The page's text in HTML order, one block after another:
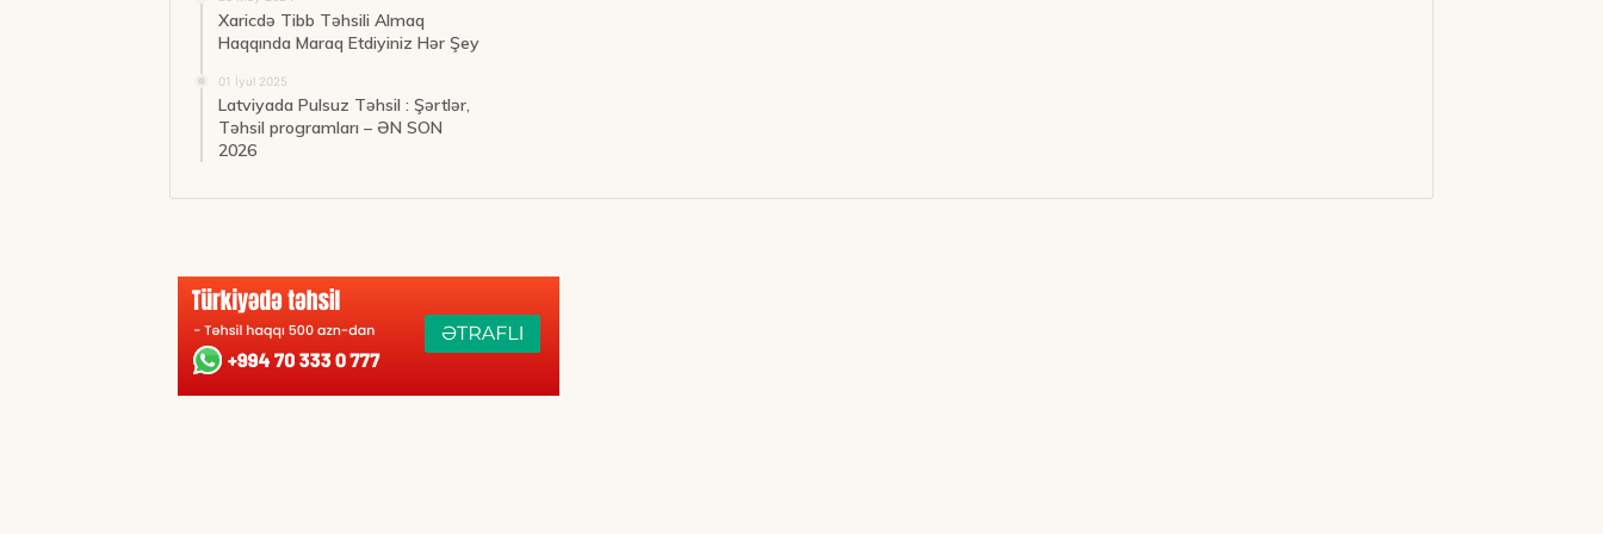
Xaricdə Tibb Təhsili Almaq
Haqqında Maraq Etdiyiniz Hər Şey
01 İyul 2025
Latviyada Pulsuz Təhsil : Şərtlər,
Təhsil programları – ƏN SON
2026